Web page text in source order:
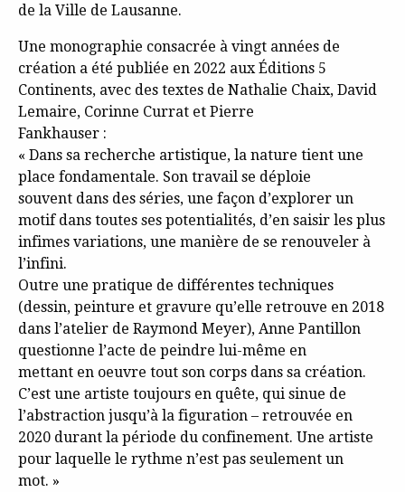
de la Ville de Lausanne.
Une monographie consacrée à vingt années de
création a été publiée en 2022 aux Éditions 5
Continents, avec des textes de Nathalie Chaix, David
Lemaire, Corinne Currat et Pierre
Fankhauser :
« Dans sa recherche artistique, la nature tient une
place fondamentale. Son travail se déploie
souvent dans des séries, une façon d’explorer un
motif dans toutes ses potentialités, d’en saisir les plus
infimes variations, une manière de se renouveler à
l’infini.
Outre une pratique de différentes techniques
(dessin, peinture et gravure qu’elle retrouve en 2018
dans l’atelier de Raymond Meyer), Anne Pantillon
questionne l’acte de peindre lui-même en
mettant en oeuvre tout son corps dans sa création.
C’est une artiste toujours en quête, qui sinue de
l’abstraction jusqu’à la figuration – retrouvée en
2020 durant la période du confinement. Une artiste
pour laquelle le rythme n’est pas seulement un
mot. »